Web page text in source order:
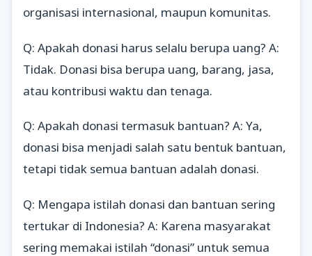
organisasi internasional, maupun komunitas.
Q: Apakah donasi harus selalu berupa uang? A:
Tidak. Donasi bisa berupa uang, barang, jasa,
atau kontribusi waktu dan tenaga.
Q: Apakah donasi termasuk bantuan? A: Ya,
donasi bisa menjadi salah satu bentuk bantuan,
tetapi tidak semua bantuan adalah donasi.
Q: Mengapa istilah donasi dan bantuan sering
tertukar di Indonesia? A: Karena masyarakat
sering memakai istilah “donasi” untuk semua